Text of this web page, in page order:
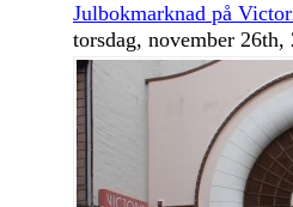
Julbokmarknad på
torsdag, november 26th,